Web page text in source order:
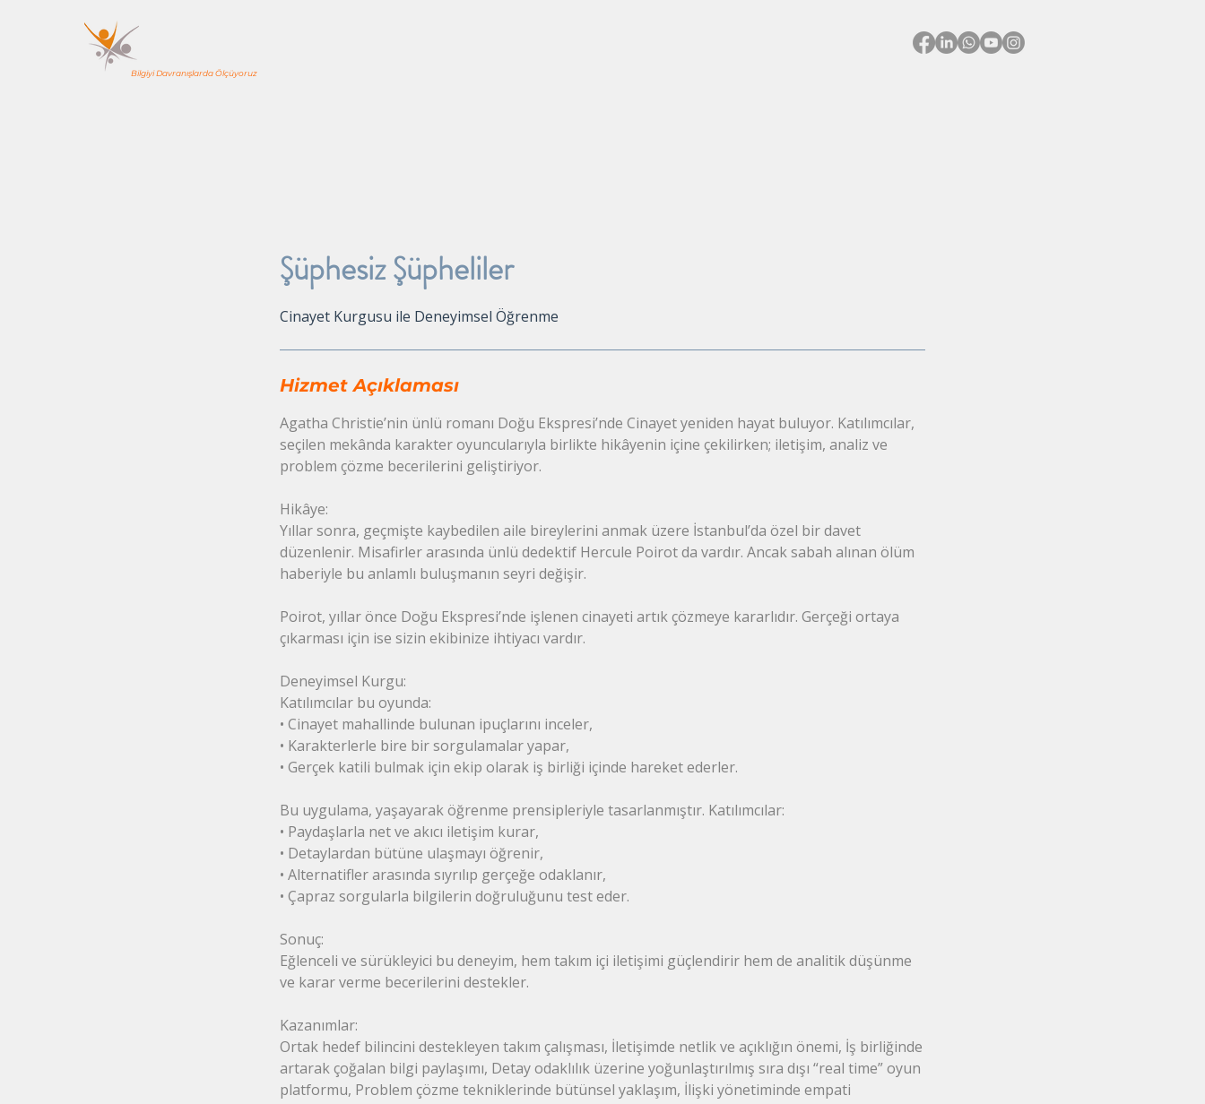
Bilgiyi Davranışlarda Ölçüyoruz
Şüphesiz Şüpheliler
Cinayet Kurgusu ile Deneyimsel Öğrenme
Hizmet Açıklaması
Agatha Christie’nin ünlü romanı Doğu Ekspresi’nde Cinayet yeniden hayat buluyor. Katılımcılar,
seçilen mekânda karakter oyuncularıyla birlikte hikâyenin içine çekilirken; iletişim, analiz ve
problem çözme becerilerini geliştiriyor.
Hikâye:
Yıllar sonra, geçmişte kaybedilen aile bireylerini anmak üzere İstanbul’da özel bir davet
düzenlenir. Misafirler arasında ünlü dedektif Hercule Poirot da vardır. Ancak sabah alınan ölüm
haberiyle bu anlamlı buluşmanın seyri değişir.
Poirot, yıllar önce Doğu Ekspresi’nde işlenen cinayeti artık çözmeye kararlıdır. Gerçeği ortaya
çıkarması için ise sizin ekibinize ihtiyacı vardır.
Deneyimsel Kurgu:
Katılımcılar bu oyunda:
• Cinayet mahallinde bulunan ipuçlarını inceler,
• Karakterlerle bire bir sorgulamalar yapar,
• Gerçek katili bulmak için ekip olarak iş birliği içinde hareket ederler.
Bu uygulama, yaşayarak öğrenme prensipleriyle tasarlanmıştır. Katılımcılar:
• Paydaşlarla net ve akıcı iletişim kurar,
• Detaylardan bütüne ulaşmayı öğrenir,
• Alternatifler arasında sıyrılıp gerçeğe odaklanır,
• Çapraz sorgularla bilgilerin doğruluğunu test eder.
Sonuç:
Eğlenceli ve sürükleyici bu deneyim, hem takım içi iletişimi güçlendirir hem de analitik düşünme
ve karar verme becerilerini destekler.
Kazanımlar:
Ortak hedef bilincini destekleyen takım çalışması, İletişimde netlik ve açıklığın önemi, İş birliğinde
artarak çoğalan bilgi paylaşımı, Detay odaklılık üzerine yoğunlaştırılmış sıra dışı “real time” oyun
platformu, Problem çözme tekniklerinde bütünsel yaklaşım, İlişki yönetiminde empati